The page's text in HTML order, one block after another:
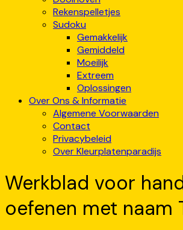
Rekenspelletjes
Sudoku
Gemakkelijk
Gemiddeld
Moeilijk
Extreem
Oplossingen
Over Ons & Informatie
Algemene Voorwaarden
Contact
Privacybeleid
Over Kleurplatenparadijs
Werkblad voor
oefenen met naam